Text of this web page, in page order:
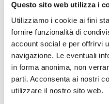
Questo sito web utilizza i
Utilizziamo i cookie ai fini
fornire funzionalità di
account social e per offrirvi
navigazione. Le eventuali
in forma anonima, non
parti. Acconsenta ai nostri
utilizzare il nostro sito web.
CONSAR
Albo Aut. RA/
Sdi: R3ZGHZY